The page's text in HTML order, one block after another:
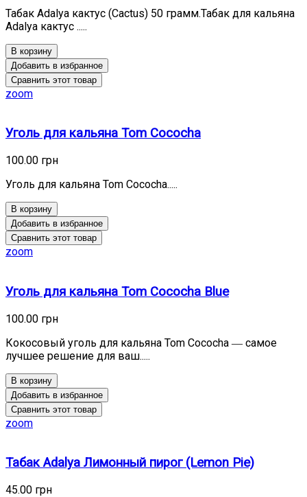
Табак Adalya кактус (Cactus) 50 грамм.Табак для кальяна
Adalya кактус .....
В корзину
Добавить в избранное
Сравнить этот товар
zoom
Уголь для кальяна Tom Cococha
100.00 грн
Уголь для кальяна Tom Cococha.....
В корзину
Добавить в избранное
Сравнить этот товар
zoom
Уголь для кальяна Tom Cococha Blue
100.00 грн
Кокосовый уголь для кальяна Tom Cococha ― самое
лучшее решение для ваш.....
В корзину
Добавить в избранное
Сравнить этот товар
zoom
Табак Adalya Лимонный пирог (Lemon Pie)
45.00 грн